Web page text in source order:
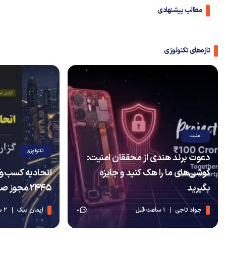
مطالب پیشنهادی
تازه‌های تکنولوژی
امنیت
دعوت برند هندی از محققان امنیت:
گوشی‌های ما را هک کنید و جایزه
بگیرید
جواد تاجی 1 ساعت قبل 0
تکنولوژی
اتحادیه
۲۴۴۵ مجوز صادر کرد
ایمان بیک 2 ساعت قبل